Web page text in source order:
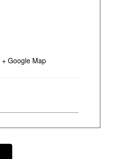
+ Google Map